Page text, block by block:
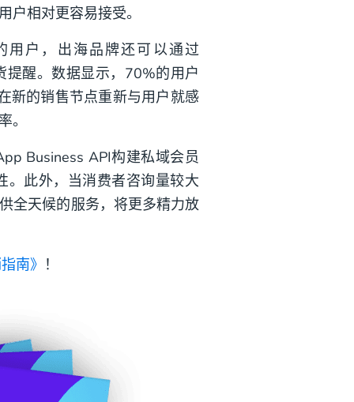
户相对更容易接受。
用户，出海品牌还可以通过
醒。数据显示，70%的用户
新的销售节点重新与用户就感
。
Business API构建私域会员
。此外，当消费者咨询量较大
全天候的服务，将更多精力放
南》 ！